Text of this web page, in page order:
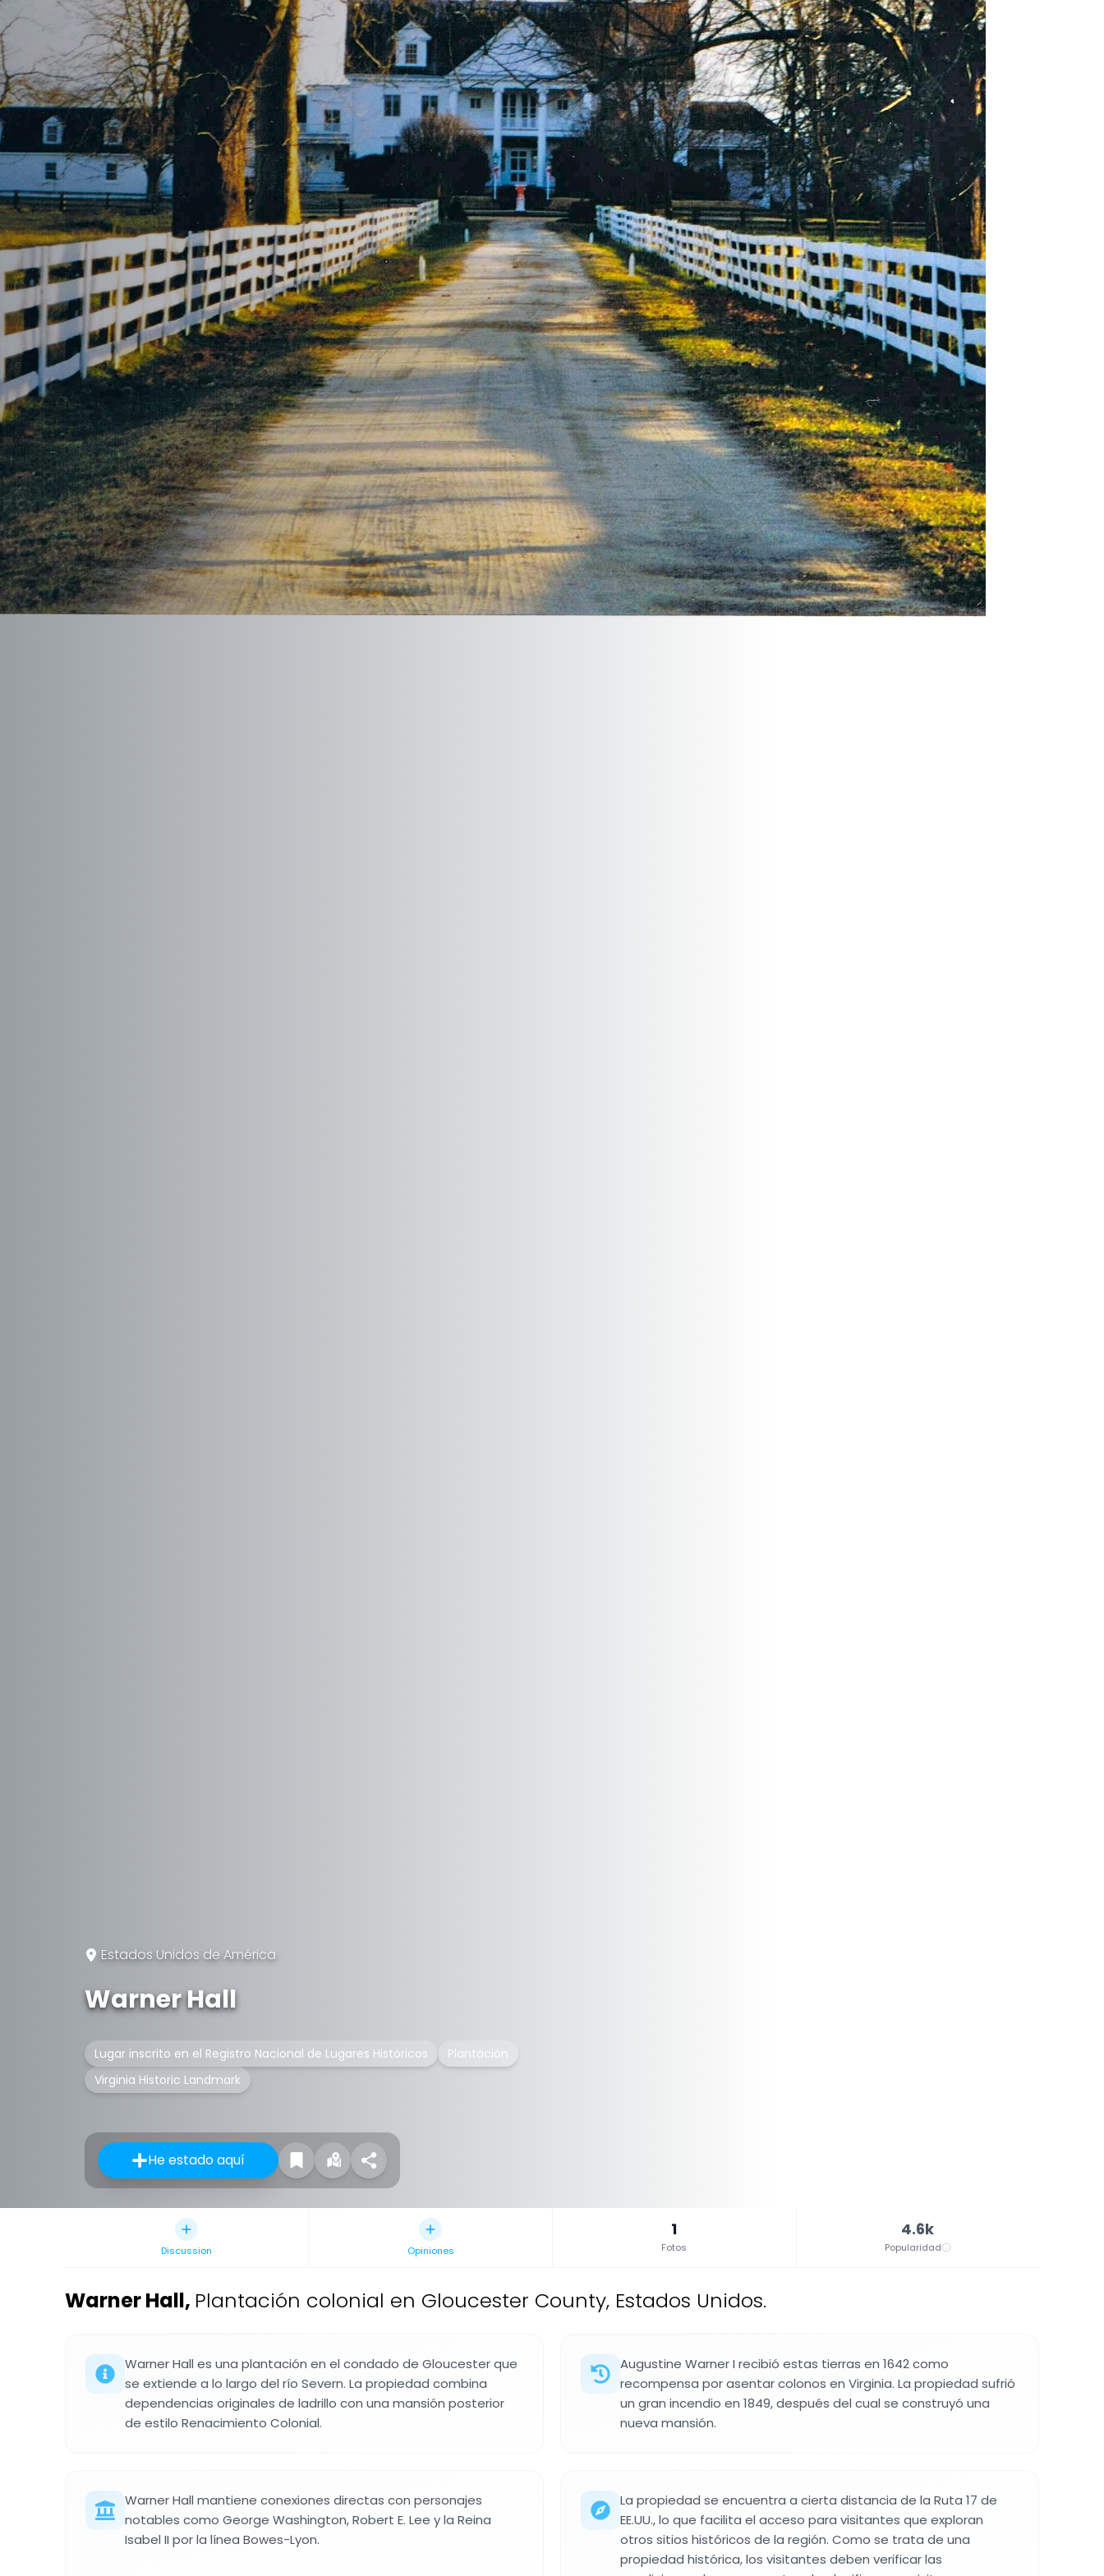
Estados Unidos de América
Warner Hall
Lugar inscrito en el Registro Nacional de Lugares Históricos
Plantación
Virginia Historic Landmark
He estado aquí
Discussion Opiniones
1
Fotos
4.6k
Popularidad
Warner Hall, Plantación colonial en Gloucester County, Estados Unidos.
Warner Hall es una plantación en el condado de Gloucester que
se extiende a lo largo del río Severn. La propiedad combina
dependencias originales de ladrillo con una mansión posterior
de estilo Renacimiento Colonial.
Augustine Warner I recibió estas tierras en 1642 como
recompensa por asentar colonos en Virginia. La propiedad sufrió
un gran incendio en 1849, después del cual se construyó una
nueva mansión.
Warner Hall mantiene conexiones directas con personajes
notables como George Washington, Robert E. Lee y la Reina
Isabel II por la línea Bowes-Lyon.
La propiedad se encuentra a cierta distancia de la Ruta 17 de
EE.UU., lo que facilita el acceso para visitantes que exploran
otros sitios históricos de la región. Como se trata de una
propiedad histórica, los visitantes deben verificar las